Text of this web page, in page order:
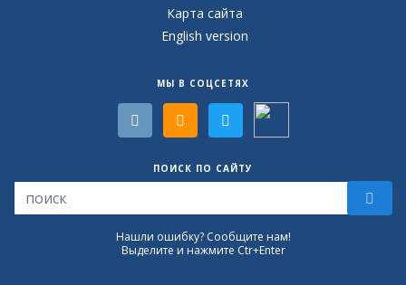
Карта сайта
English version
МЫ В СОЦСЕТЯХ
ПОИСК ПО САЙТУ
Нашли ошибку? Сообщите нам!
Выделите и нажмите Ctr+Enter